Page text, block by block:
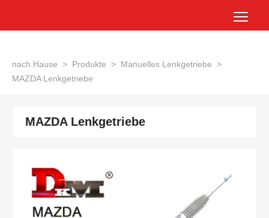
nach Hause > Produkte > Manuelles Lenkgetriebe >
MAZDA Lenkgetriebe
MAZDA Lenkgetriebe